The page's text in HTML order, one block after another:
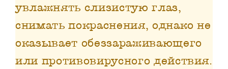
увлажнять слизистую глаз,
снимать покраснения, однако не
оказывает обеззараживающего
или противовирусного действия.